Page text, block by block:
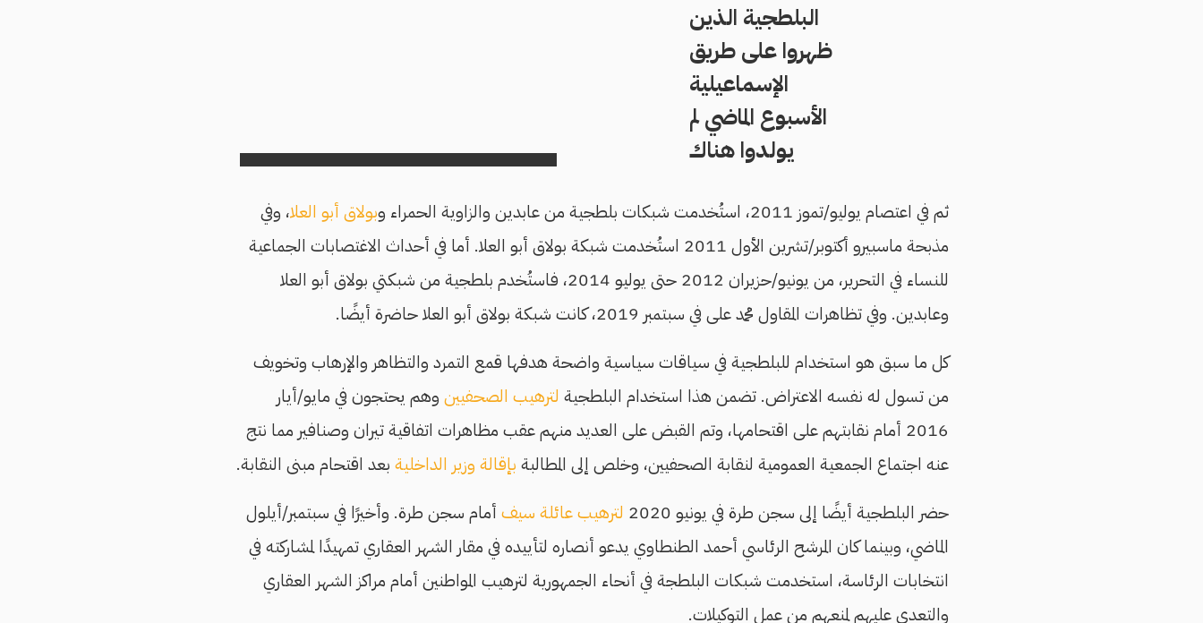
البلطجية الذين
ظهروا على طريق
الإسماعيلية
الأسبوع الماضي لم
يولدوا هناك
ثم في اعتصام يوليو/تموز 2011، استُخدمت شبكات بلطجية من عابدين والزاوية الحمراء و بولاق أبو العلا، وفي
مذبحة ماسبيرو أكتوبر/تشرين الأول 2011 استُخدمت شبكة بولاق أبو العلا. أما في أحداث الاغتصابات الجماعية
للنساء في التحرير، من يونيو/حزيران 2012 حتى يوليو 2014، فاستُخدم بلطجية من شبكتي بولاق أبو العلا
وعابدين. وفي تظاهرات المقاول محمد على في سبتمبر 2019، كانت شبكة بولاق أبو العلا حاضرة أيضًا.
كل ما سبق هو استخدام للبلطجية في سياقات سياسية واضحة هدفها قمع التمرد والتظاهر والإرهاب وتخويف
من تسول له نفسه الاعتراض. تضمن هذا استخدام البلطجية لترهيب الصحفيينوهم يحتجون في مايو/أيار
2016 أمام نقابتهم على اقتحامها، وتم القبض على العديد منهم عقب مظاهرات اتفاقية تيران وصنافير مما نتج
عنه اجتماع الجمعية العمومية لنقابة الصحفيين، وخلص إلى المطالبة بإقالة وزير الداخليةبعد اقتحام مبنى النقابة.
حضر البلطجية أيضًا إلى سجن طرة في يونيو 2020
لترهيب عائلة سيفأمام سجن طرة. وأخيرًا في سبتمبر/أيلول
الماضي، وبينما كان المرشح الرئاسي أحمد الطنطاوي يدعو أنصاره لتأييده في مقار الشهر العقاري تمهيدًا لمشاركته في
انتخابات الرئاسة، استخدمت شبكات البلطجة في أنحاء الجمهورية لترهيب المواطنين أمام مراكز الشهر العقاري
والتعدي عليهم لمنعهم من عمل التوكيلات.